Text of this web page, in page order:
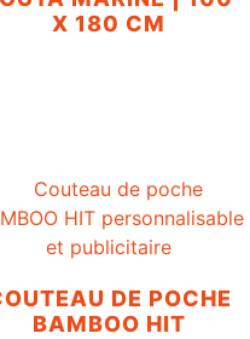
X 180 CM
DE POCHE
BAMBOO HIT